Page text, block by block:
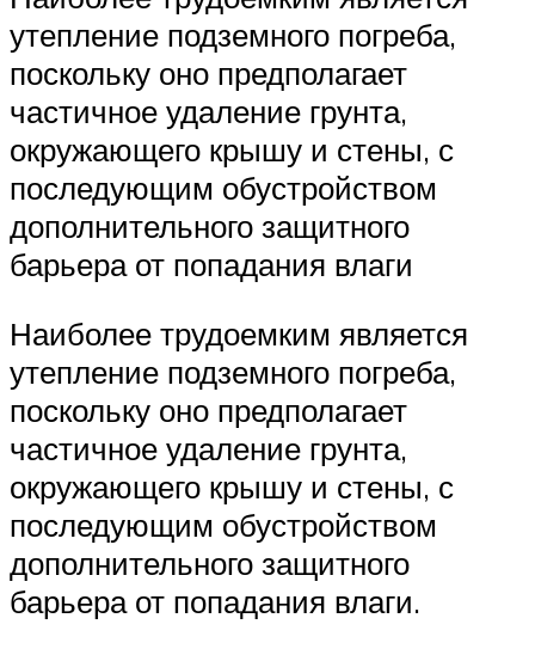
утепление подземного погреба,
поскольку оно предполагает
частичное удаление грунта,
окружающего крышу и стены, с
последующим обустройством
дополнительного защитного
барьера от попадания влаги
Наиболее трудоемким является
утепление подземного погреба,
поскольку оно предполагает
частичное удаление грунта,
окружающего крышу и стены, с
последующим обустройством
дополнительного защитного
барьера от попадания влаги.